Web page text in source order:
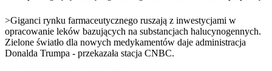
>Giganci rynku farmaceutycznego ruszają z inwestycjami w
opracowanie leków bazujących na substancjach halucynogennych.
Zielone światło dla nowych medykamentów daje administracja
Donalda Trumpa - przekazała stacja CNBC.